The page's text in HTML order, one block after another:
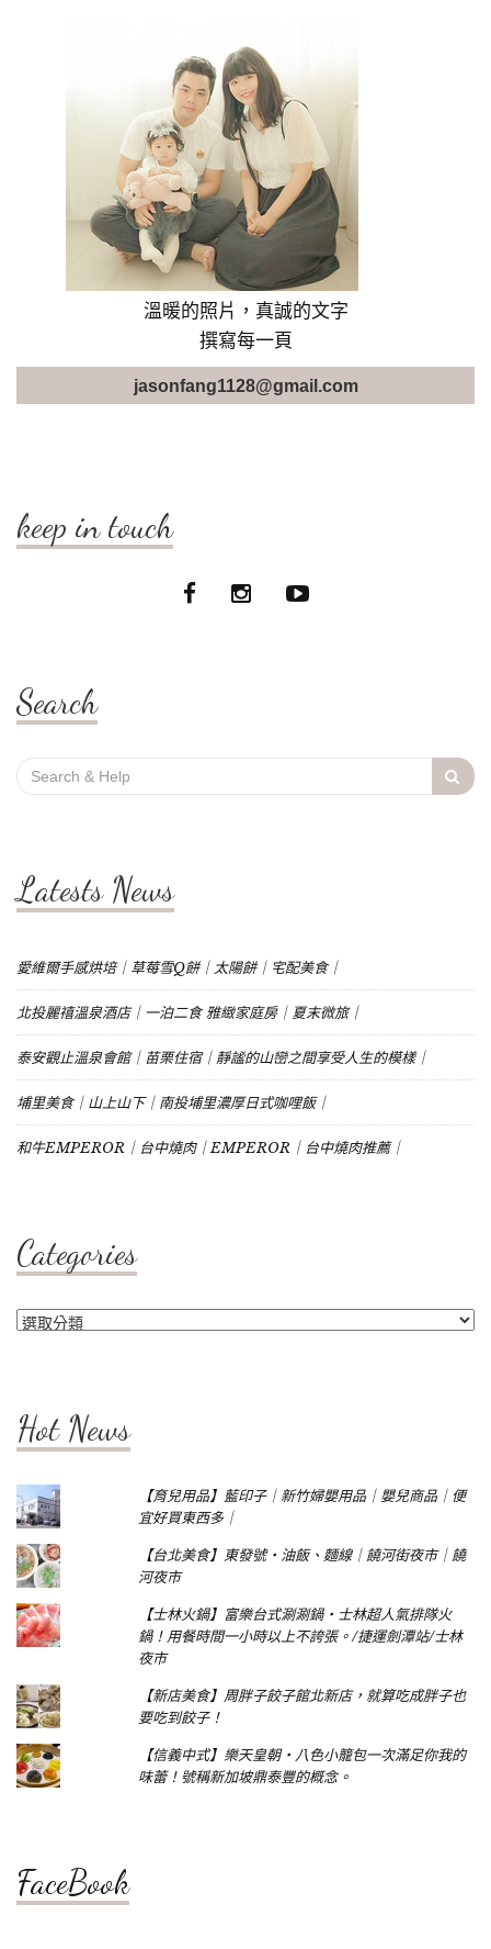
溫暖的照片，真誠的文字
撰寫每一頁
jasonfang1128@gmail.com
keep in touch
Search
Search
for:
Latests News
愛維爾手感烘培｜草莓雪Q餅｜太陽餅｜宅配美食｜
北投麗禧溫泉酒店｜一泊二食 雅緻家庭房｜夏末微旅｜
泰安觀止溫泉會館｜苗栗住宿｜靜謐的山巒之間享受人生的模樣｜
埔里美食｜山上山下｜南投埔里濃厚日式咖哩飯｜
和牛EMPEROR｜台中燒肉｜EMPEROR｜台中燒肉推薦｜
Categories
Categories
Hot News
【育兒用品】藍印子｜新竹婦嬰用品｜嬰兒商品｜便
宜好買東西多｜
【台北美食】東發號‧油飯、麵線｜饒河街夜市｜饒
河夜市
【士林火鍋】富樂台式涮涮鍋‧士林超人氣排隊火
鍋！用餐時間一小時以上不誇張。/捷運劍潭站/士林
夜市
【新店美食】周胖子餃子館北新店，就算吃成胖子也
要吃到餃子！
【信義中式】樂天皇朝‧八色小籠包一次滿足你我的
味蕾！號稱新加坡鼎泰豐的概念。
FaceBook